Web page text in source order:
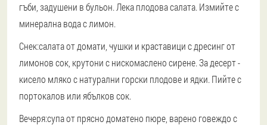
гъби, задушени в бульон. Лека плодова салата. Измийте с
минерална вода с лимон.
Снек:салата от домати, чушки и краставици с дресинг от
лимонов сок, крутони с нискомаслено сирене. За десерт -
кисело мляко с натурални горски плодове и ядки. Пийте с
портокалов или ябълков сок.
Вечеря:супа от прясно доматено пюре, варено говеждо с